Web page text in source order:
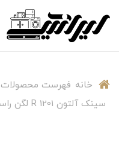
خانه فهرست محصولات
سینک آلتون 1201 R لگن راست